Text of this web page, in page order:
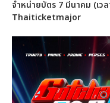
จำหน่ายบัตร 7 มีนาคม (เว
Thaiticketmajor